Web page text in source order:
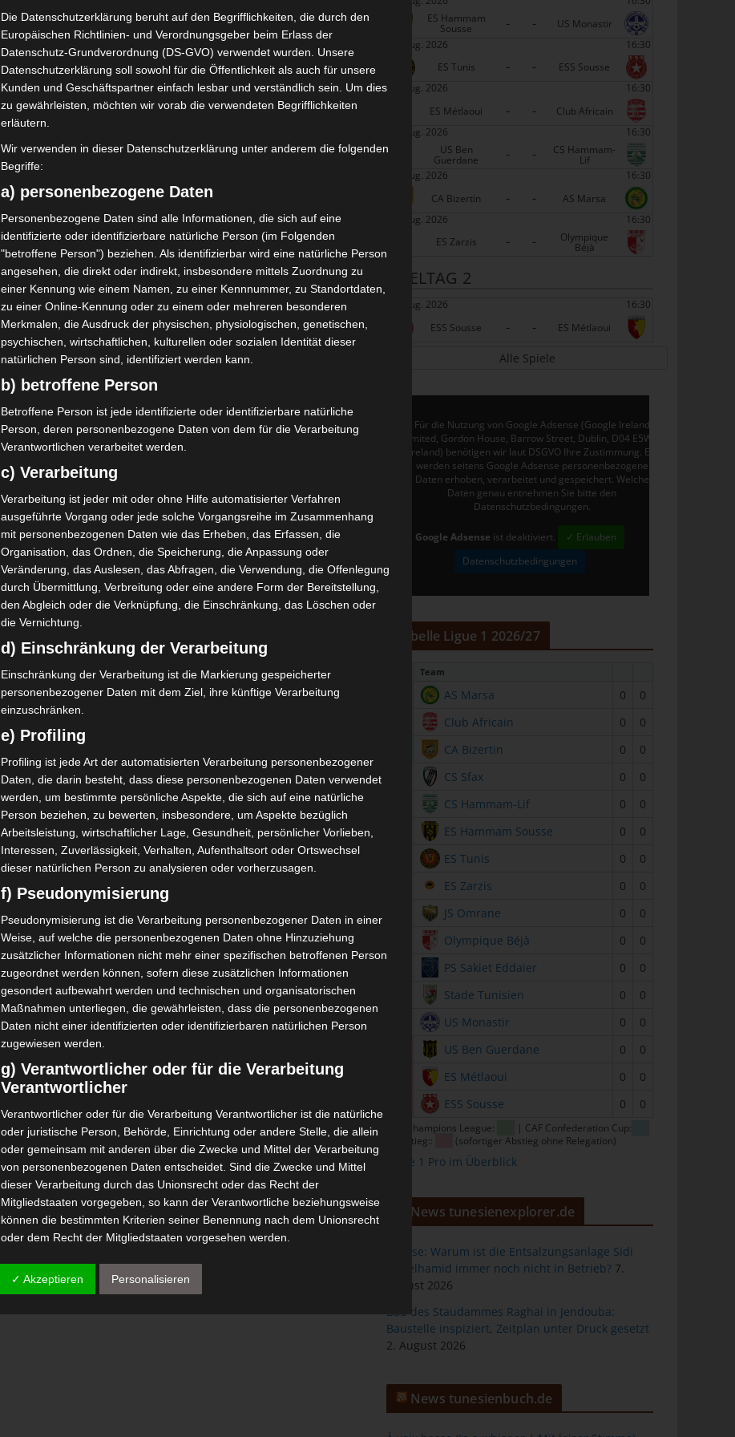
90′
1 (0)
H/A Ergebnis
H G 2:0 90` 1
ES Hammam
Sousse - -
US Monastir
22 Aug. 2026
16:30
ES Tunis
- -
ESS Sousse
22 Aug. 2026
16:30
ES Métlaoui
- -
Club Africain
22 Aug. 2026
16:30
US Ben
Guerdane - - CS Hammam-
Lif
22 Aug. 2026
16:30
CA Bizertin
- -
AS Marsa
22 Aug. 2026
16:30
ES Zarzis
- - Olympique
Béjà
SPIELTAG 2
29 Aug. 2026
16:30
ESS Sousse
- - ES Métlaoui
Alle Spiele
Für die Nutzung von Google Adsense (Google Ireland
Limited, Gordon House, Barrow Street, Dublin, D04 E5W5,
Ireland) benötigen wir laut DSGVO Ihre Zustimmung. Es
werden seitens Google Adsense personenbezogene
Daten erhoben, verarbeitet und gespeichert. Welche
Daten genau entnehmen Sie bitte den
Datenschutzbedingungen.
Google Adsense ist deaktiviert.
✓ Erlauben
Datenschutzbedingungen
Tabelle Ligue 1 2026/27
Team
AS Marsa 0
0
Club Africain 0
0
CA Bizertin 0
0
CS Sfax 0
0
CS Hammam-Lif 0
0
ES Hammam Sousse 0
0
ES Tunis 0
0
ES Zarzis 0
0
JS Omrane 0
0
Olympique Béjà 0
0
PS Sakiet Eddaïer 0
0
Stade Tunisien 0
0
US Monastir 0
0
US Ben Guerdane 0
0
ES Métlaoui 0
0
ESS Sousse 0 0
CAF Champions League:
| CAF Confederation Cup:
| Abstieg::
(sofortiger Abstieg ohne Relegation)
Ligue 1 Pro im Überblick
News tunesienexplorer.de
Sousse: Warum ist die Entsalzungsanlage Sidi
Abdelhamid immer noch nicht in Betrieb? 7.
August 2026
Bau des Staudammes Raghai in Jendouba:
Baustelle inspiziert, Zeitplan unter Druck gesetzt
2. August 2026
News tunesienbuch.de
Die Datenschutzerklärung beruht auf den Begrifflichkeiten, die durch den
Europäischen Richtlinien- und Verordnungsgeber beim Erlass der
Datenschutz-Grundverordnung (DS-GVO) verwendet wurden. Unsere
Datenschutzerklärung soll sowohl für die Öffentlichkeit als auch für unsere
Kunden und Geschäftspartner einfach lesbar und verständlich sein. Um dies
zu gewährleisten, möchten wir vorab die verwendeten Begrifflichkeiten
erläutern.
Wir verwenden in dieser Datenschutzerklärung unter anderem die folgenden
Begriffe:
a) personenbezogene Daten
Personenbezogene Daten sind alle Informationen, die sich auf eine
identifizierte oder identifizierbare natürliche Person (im Folgenden
"betroffene Person") beziehen. Als identifizierbar wird eine natürliche Person
angesehen, die direkt oder indirekt, insbesondere mittels Zuordnung zu
einer Kennung wie einem Namen, zu einer Kennnummer, zu Standortdaten,
zu einer Online-Kennung oder zu einem oder mehreren besonderen
Merkmalen, die Ausdruck der physischen, physiologischen, genetischen,
psychischen, wirtschaftlichen, kulturellen oder sozialen Identität dieser
natürlichen Person sind, identifiziert werden kann.
b) betroffene Person
Betroffene Person ist jede identifizierte oder identifizierbare natürliche
Person, deren personenbezogene Daten von dem für die Verarbeitung
Verantwortlichen verarbeitet werden.
c) Verarbeitung
Verarbeitung ist jeder mit oder ohne Hilfe automatisierter Verfahren
ausgeführte Vorgang oder jede solche Vorgangsreihe im Zusammenhang
mit personenbezogenen Daten wie das Erheben, das Erfassen, die
Organisation, das Ordnen, die Speicherung, die Anpassung oder
Veränderung, das Auslesen, das Abfragen, die Verwendung, die Offenlegung
durch Übermittlung, Verbreitung oder eine andere Form der Bereitstellung,
den Abgleich oder die Verknüpfung, die Einschränkung, das Löschen oder
die Vernichtung.
d) Einschränkung der Verarbeitung
Einschränkung der Verarbeitung ist die Markierung gespeicherter
personenbezogener Daten mit dem Ziel, ihre künftige Verarbeitung
einzuschränken.
e) Profiling
Profiling ist jede Art der automatisierten Verarbeitung personenbezogener
Daten, die darin besteht, dass diese personenbezogenen Daten verwendet
werden, um bestimmte persönliche Aspekte, die sich auf eine natürliche
Person beziehen, zu bewerten, insbesondere, um Aspekte bezüglich
Arbeitsleistung, wirtschaftlicher Lage, Gesundheit, persönlicher Vorlieben,
Interessen, Zuverlässigkeit, Verhalten, Aufenthaltsort oder Ortswechsel
dieser natürlichen Person zu analysieren oder vorherzusagen.
f) Pseudonymisierung
Pseudonymisierung ist die Verarbeitung personenbezogener Daten in einer
Weise, auf welche die personenbezogenen Daten ohne Hinzuziehung
zusätzlicher Informationen nicht mehr einer spezifischen betroffenen Person
zugeordnet werden können, sofern diese zusätzlichen Informationen
gesondert aufbewahrt werden und technischen und organisatorischen
Maßnahmen unterliegen, die gewährleisten, dass die personenbezogenen
Daten nicht einer identifizierten oder identifizierbaren natürlichen Person
zugewiesen werden.
g) Verantwortlicher oder für die Verarbeitung
Verantwortlicher
Verantwortlicher oder für die Verarbeitung Verantwortlicher ist die natürliche
oder juristische Person, Behörde, Einrichtung oder andere Stelle, die allein
oder gemeinsam mit anderen über die Zwecke und Mittel der Verarbeitung
von personenbezogenen Daten entscheidet. Sind die Zwecke und Mittel
dieser Verarbeitung durch das Unionsrecht oder das Recht der
Mitgliedstaaten vorgegeben, so kann der Verantwortliche beziehungsweise
können die bestimmten Kriterien seiner Benennung nach dem Unionsrecht
oder dem Recht der Mitgliedstaaten vorgesehen werden.
h) Auftragsverarbeiter
Auftragsverarbeiter ist eine natürliche oder juristische Person, Behörde,
✓ Akzeptieren Personalisieren